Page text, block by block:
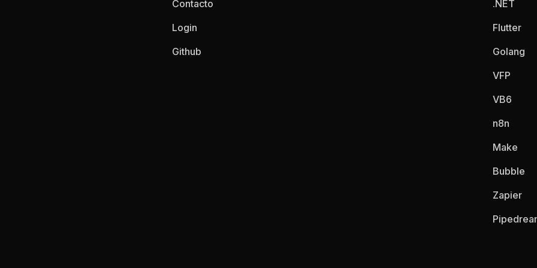
Contacto
Login
Github
.NET
Flutter
Golang
VFP
VB6
n8n
Make
Bubble
Zapier